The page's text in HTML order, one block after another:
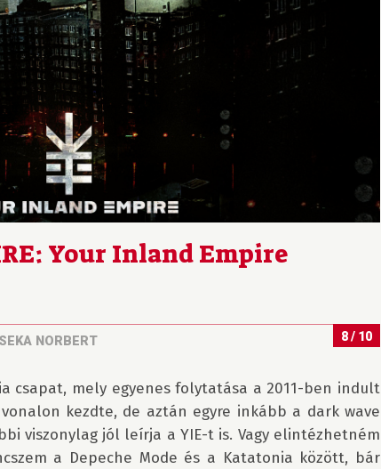
Your Inland Empire
8 / 10
NORBERT
csapat, mely egyenes folytatása a 2011-ben indult
vonalon kezdte, de aztán egyre inkább a dark wave
viszonylag jól leírja a YIE-t is. Vagy elintézhetném
a Depeche Mode és a Katatonia között, bár